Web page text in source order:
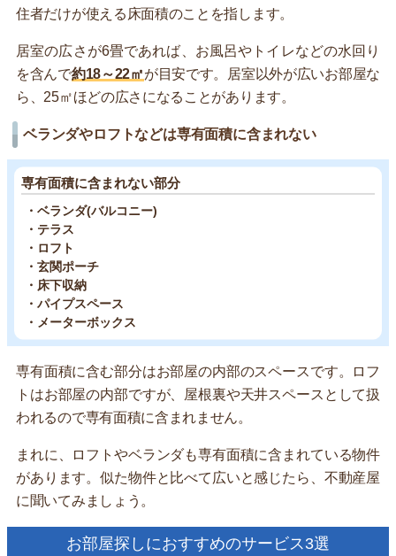
住者だけが使える床面積のことを指します。
居室の広さが6畳であれば、お風呂やトイレなどの水回り
を含んで約18～22㎡が目安です。居室以外が広いお部屋な
ら、25㎡ほどの広さになることがあります。
ベランダやロフトなどは専有面積に含まれない
専有面積に含まれない部分
・ベランダ(バルコニー)
・テラス
・ロフト
・玄関ポーチ
・床下収納
・パイプスペース
・メーターボックス
専有面積に含む部分はお部屋の内部のスペースです。ロフ
トはお部屋の内部ですが、屋根裏や天井スペースとして扱
われるので専有面積に含まれません。
まれに、ロフトやベランダも専有面積に含まれている物件
があります。似た物件と比べて広いと感じたら、不動産屋
に聞いてみましょう。
お部屋探しにおすすめのサービス3選